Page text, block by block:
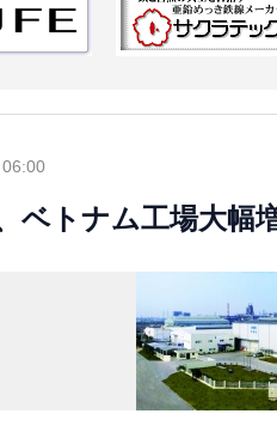
ベトナム工場大